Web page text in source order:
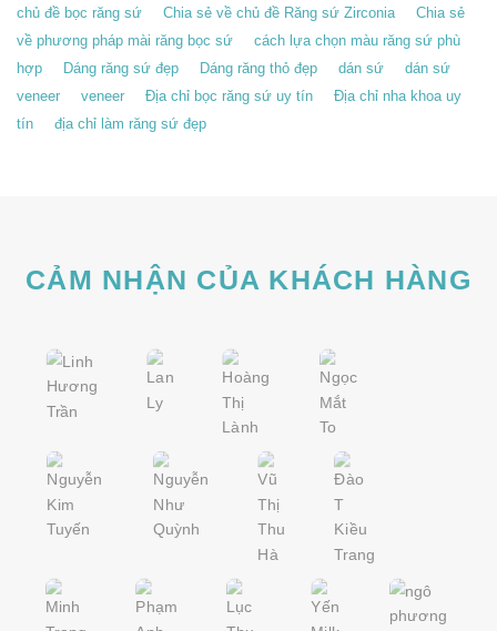
Người
Quan
Trước
Khi
Không?
chủ đề bọc răng sứ Chia sẻ về chủ đề Răng sứ Zirconia
Chia sẻ
về phương pháp mài răng bọc sứ
cách lựa chọn màu răng sứ phù
hợp
Dáng răng sứ đẹp Dáng răng thỏ đẹp dán sứ
dán sứ
veneer
veneer Địa chỉ bọc răng sứ uy tín
Địa chỉ nha khoa uy
tín
địa chỉ làm răng sứ đẹp
CẢM NHẬN CỦA KHÁCH HÀNG